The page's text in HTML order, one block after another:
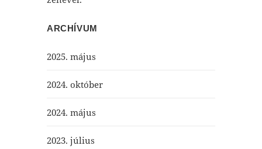
ARCHÍVUM
2025. május
2024. október
2024. május
2023. július